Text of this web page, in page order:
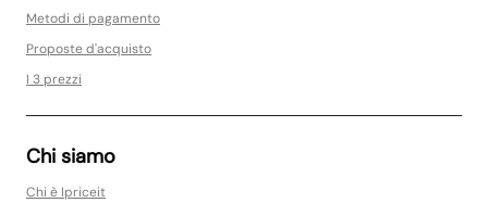
Metodi di pagamento
Proposte d'acquisto
I 3 prezzi
Chi siamo
Chi è Ipriceit